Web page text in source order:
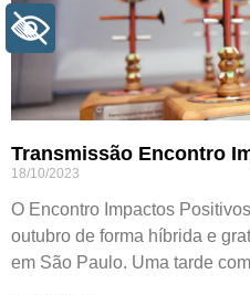
Transmissão Encontro
18/10/2023
O Encontro Impactos
outubro de forma híbrida e
em São Paulo. Uma tarde
+ ACESSIBILIDADE